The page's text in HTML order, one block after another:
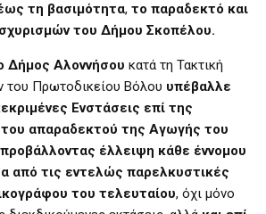
τη βασιμότητα, το παραδεκτό και
του Δήμου Σκοπέλου.
Δήμος Αλοννήσου κατά τη Τακτική
του Πρωτοδικείου Βόλου υπέβαλλε
Ενστάσεις επί της
του απαραδεκτού της Αγωγής του
προβάλλοντας έλλειψη κάθε έννομου
από τις εντελώς παρελκυστικές
του τελευταίου, όχι μόνο